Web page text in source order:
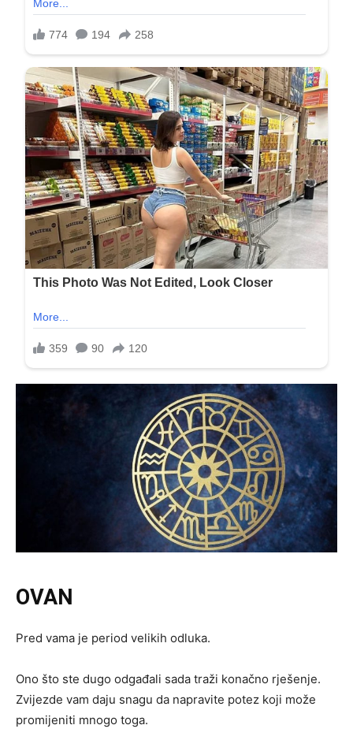
OVAN
Pred vama je period velikih odluka.
Ono što ste dugo odgađali sada traži konačno rješenje.
Zvijezde vam daju snagu da napravite potez koji može
promijeniti mnogo toga.